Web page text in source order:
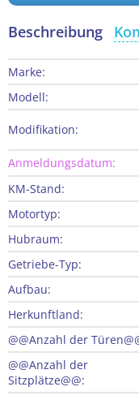
Beschreibung
Marke:
Modell:
Modifikation:
Anmeldungsdatum:
KM-Stand:
Motortyp:
Hubraum:
Getriebe-Typ:
Aufbau:
Herkunftland:
@@Anzahl der
@@Anzahl der
Sitzplätze@@: